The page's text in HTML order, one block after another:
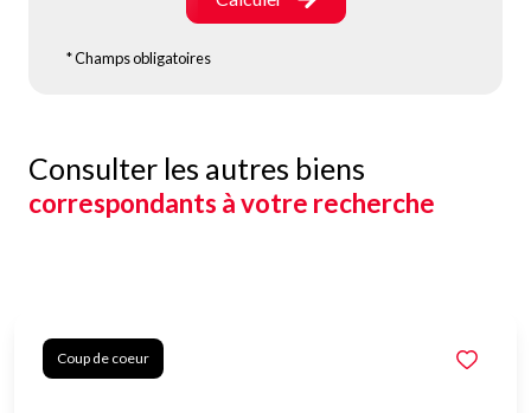
* Champs obligatoires
Consulter les autres biens
correspondants à votre recherche
Coup de coeur